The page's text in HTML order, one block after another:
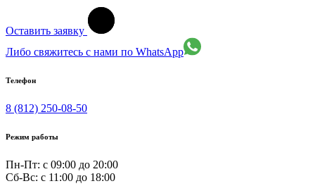
Оставить заявку
Либо свяжитесь с нами по WhatsApp
Телефон
8 (812) 250-08-50
Режим работы
Пн-Пт: с 09:00 до 20:00
Сб-Вс: c 11:00 до 18:00